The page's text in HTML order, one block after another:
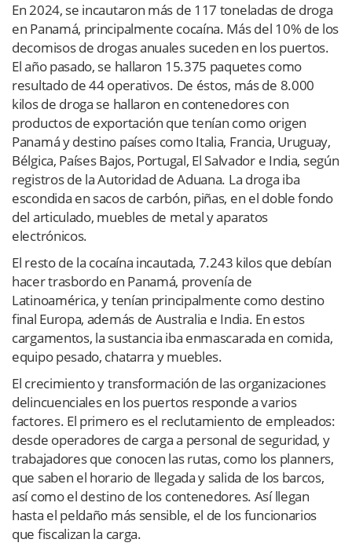
En 2024, se incautaron más de 117 toneladas de droga
en Panamá, principalmente cocaína. Más del 10% de los
decomisos de drogas anuales suceden en los puertos.
El año pasado, se hallaron 15.375 paquetes como
resultado de 44 operativos. De éstos, más de 8.000
kilos de droga se hallaron en contenedores con
productos de exportación que tenían como origen
Panamá y destino países como Italia, Francia, Uruguay,
Bélgica, Países Bajos, Portugal, El Salvador e India, según
registros de la Autoridad de Aduana. La droga iba
escondida en sacos de carbón, piñas, en el doble fondo
del articulado, muebles de metal y aparatos
electrónicos.
El resto de la cocaína incautada, 7.243 kilos que debían
hacer trasbordo en Panamá, provenía de
Latinoamérica, y tenían principalmente como destino
final Europa, además de Australia e India. En estos
cargamentos, la sustancia iba enmascarada en comida,
equipo pesado, chatarra y muebles.
El crecimiento y transformación de las organizaciones
delincuenciales en los puertos responde a varios
factores. El primero es el reclutamiento de empleados:
desde operadores de carga a personal de seguridad, y
trabajadores que conocen las rutas, como los planners,
que saben el horario de llegada y salida de los barcos,
así como el destino de los contenedores. Así llegan
hasta el peldaño más sensible, el de los funcionarios
que fiscalizan la carga.